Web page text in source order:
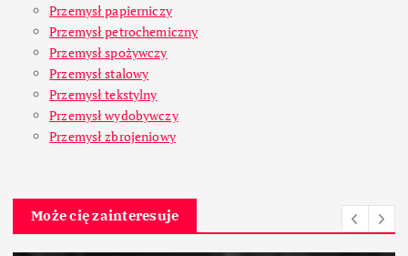
Przemysł papierniczy
Przemysł petrochemiczny
Przemysł spożywczy
Przemysł stalowy
Przemysł tekstylny
Przemysł wydobywczy
Przemysł zbrojeniowy
Może cię zainteresuje